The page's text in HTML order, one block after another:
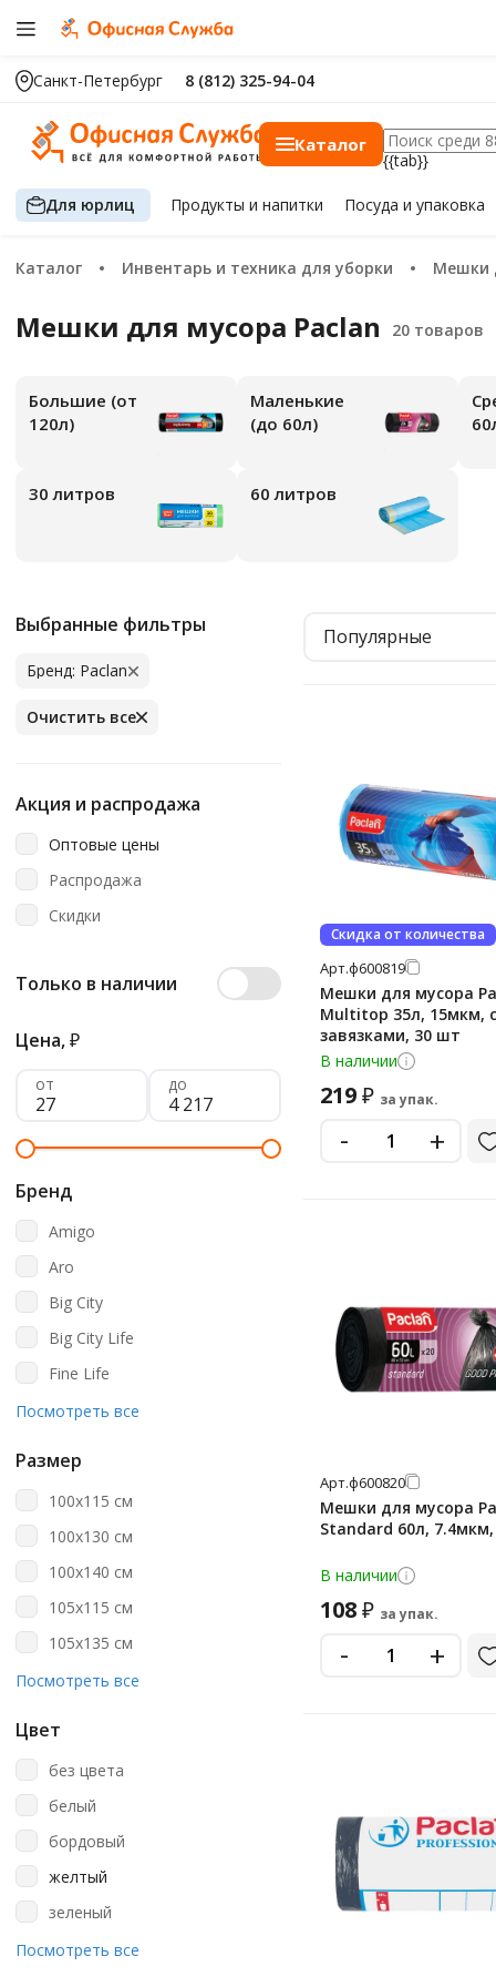
Санкт-Петербург 8 (812) 325-94-04
Каталог
{{tab}}
Для юрлиц Продуктыи напитки Посуда и упаковка
Каталог Инвентарь и техника для уборки
Мешки для мусора Paclan
Большие (от
120л)
Маленькие
(до 60л)
Средние (от
30 литров 60 литров
Выбранные фильтры
Бренд: Paclan
Очистить все
Акция и распродажа
Оптовые цены
Распродажа
Скидки
Только в наличии
Цена,₽
от до
Бренд
Amigo
Aro
Big City
Big City Life
Fine Life
Fun Clean
Metro Professional
Officeclean
Paclan
Tts
Vclean
Vega
Viva
Посмотреть все
Размер
100х115 см
100х130 см
100х140 см
105х115 см
105х135 см
105х150 см
112х140 см
120х160 см
140х125 см
Посмотреть все
Цвет
без цвета
белый
бордовый
желтый
зеленый
какао
Посмотреть все
Популярные
Скидка от количества
Арт.ф600819
Мешки для мусора
Multitop 35л, 15мкм, с
завязками, 30 шт
В наличии
219₽ за упак.
- +
Арт.ф600820
Мешки для мусора
Standard 60л,
В наличии
108₽ за упак.
- +